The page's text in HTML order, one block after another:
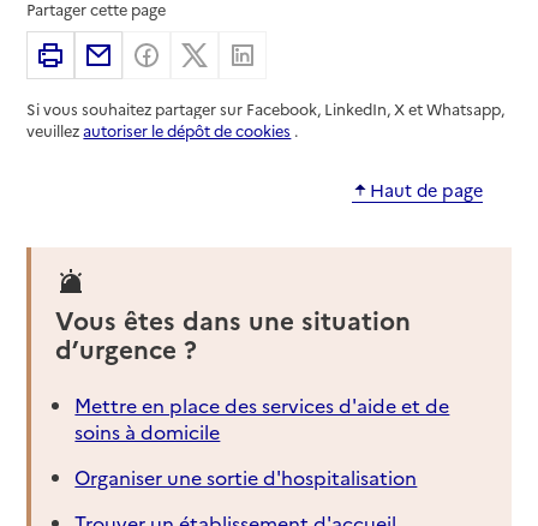
Partager cette page
ImprimerPartager par email
Partager sur Facebook
Partager sur X
Si vous souhaitez partager sur Facebook, LinkedIn, X et Whatsapp,
veuillezautoriser le dépôt de cookies .
Haut de page
Vous êtes dans une situation
d’urgence ?
Mettre en place des services d'aide et de
soins à domicile
Organiser une sortie d'hospitalisation